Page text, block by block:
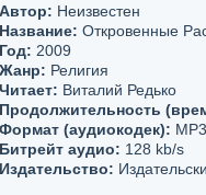
Автор: Неизвестен
Название: Откровенные
Год: 2009
Жанр: Религия
Читает: Виталий Редько
Продолжительность
Формат (аудиокодек): MP3
Битрейт аудио: 128 kb/s
Издательство: